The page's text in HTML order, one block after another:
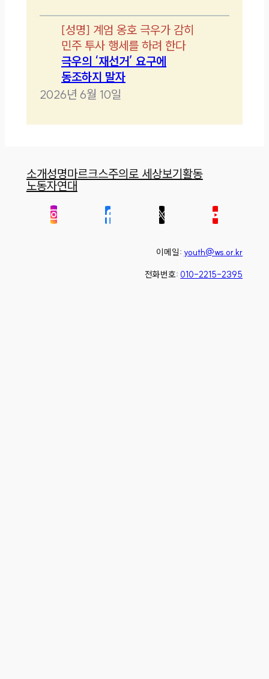
[성명] 계엄 옹호 극우가 감히
민주 투사 행세를 하려 한다
극우의 ‘재선거’ 요구에
동조하지 말자
2026년 6월 10일
소개성명마르크스주의로 세상보기활동
노동자연대
이메일: youth@ws.or.kr
전화번호: 010-2215-2395